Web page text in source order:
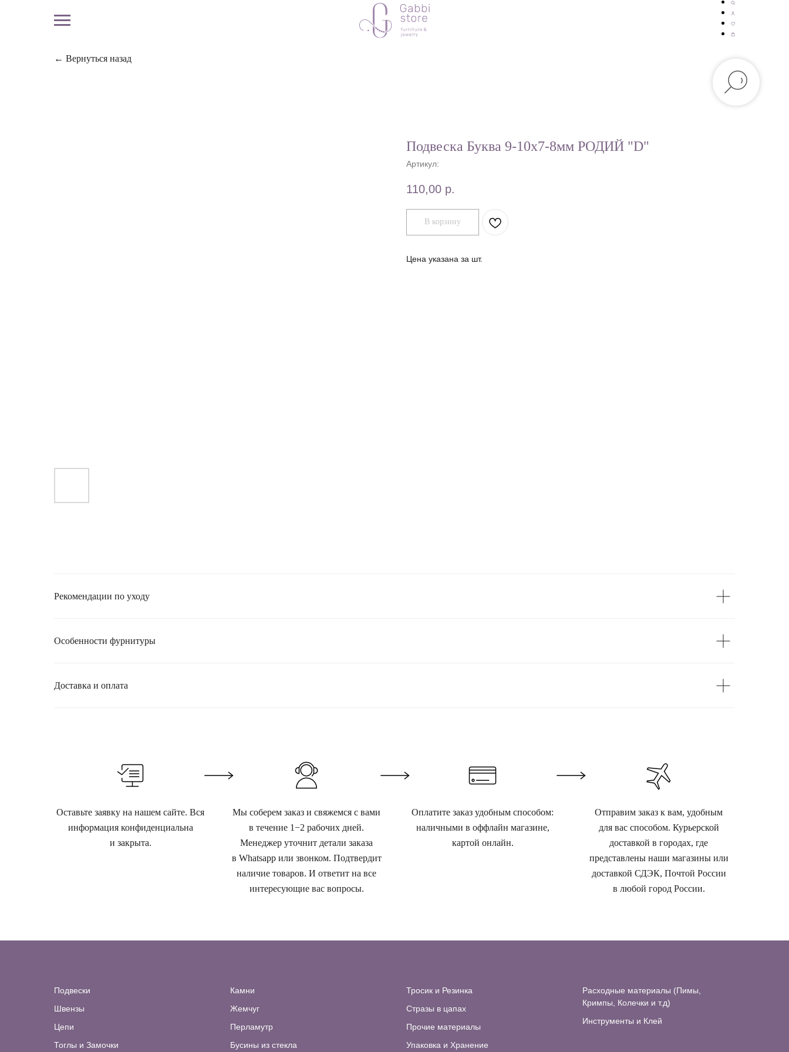
← Вернуться назад
Подвеска Буква 9-10х7-8мм РОДИЙ "D"
Артикул:
110,00 р.
В корзину
Цена указана за шт.
Рекомендации по уходу
Особенности фурнитуры
Доставка и оплата
Оставьте заявку на нашем сайте. Вся
информация конфиденциальна
и закрыта.
Мы соберем заказ и свяжемся с вами
в течение 1−2 рабочих дней.
Менеджер уточнит детали заказа
в Whatsapp или звонком. Подтвердит
наличие товаров. И ответит на все
интересующие вас вопросы.
Оплатите заказ удобным способом:
наличными в оффлайн магазине,
картой онлайн.
Отправим заказ к вам, удобным
для вас способом. Курьерской
доставкой в городах, где
представлены наши магазины или
доставкой СДЭК, Почтой России
в любой город России.
Подвески
Швензы
Цепи
Тоглы и Замочки
Камни
Жемчуг
Перламутр
Бусины из стекла
Тросик и Резинка
Стразы в цапах
Прочие материалы
Упаковка и Хранение
Расходные материалы (Пимы,
Кримпы, Колечки и т.д)
Инструменты и Клей